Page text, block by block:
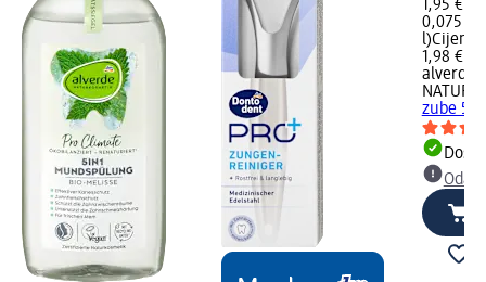
1,95 €
0,075 l
l)Cijena
1,98 €
alverde
zube